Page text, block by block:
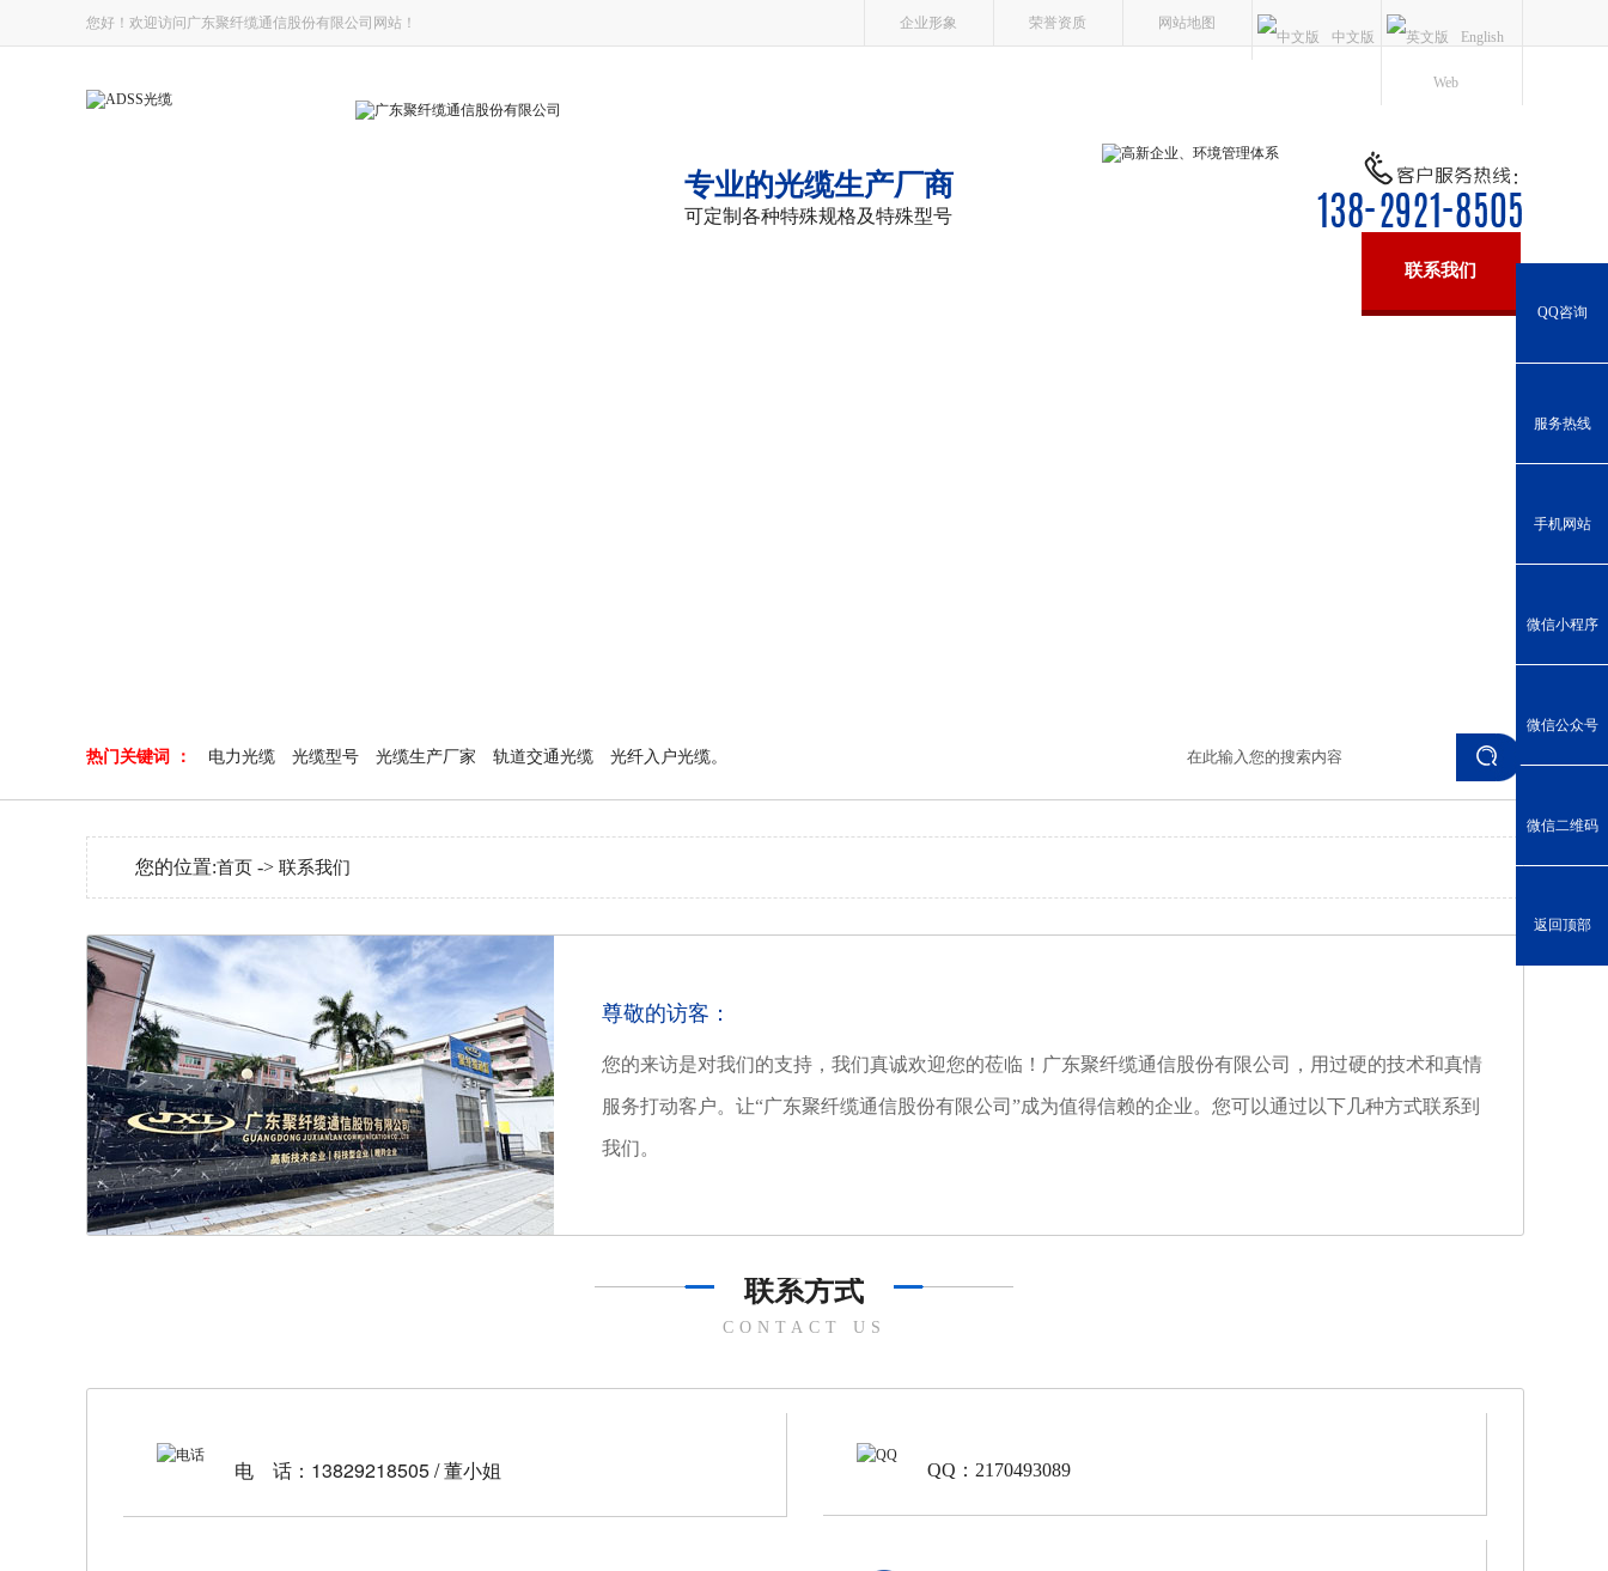
您好！欢迎访问广东聚纤缆通信股份有限公司网站！ 企业形象 荣誉资质
网站地图
中文版
English
Web
专业的光缆生产厂商
可定制各种特殊规格及特殊型号
联系我们
热门关键词 ： 电力光缆 光缆型号 光缆生产厂家 轨道交通光缆 光纤入户光缆。
您的位置:首页 -> 联系我们
尊敬的访客：
您的来访是对我们的支持，我们真诚欢迎您的莅临！广东聚纤缆通信股份有限公司，用过硬的技术和真情
服务打动客户。让“广东聚纤缆通信股份有限公司”成为值得信赖的企业。您可以通过以下几种方式联系到
我们。
联系方式
CONTACT US
电 话： 13829218505 / 董小姐 QQ：2170493089
QQ咨询
服务热线
手机网站
微信小程序
微信公众号
微信二维码
返回顶部